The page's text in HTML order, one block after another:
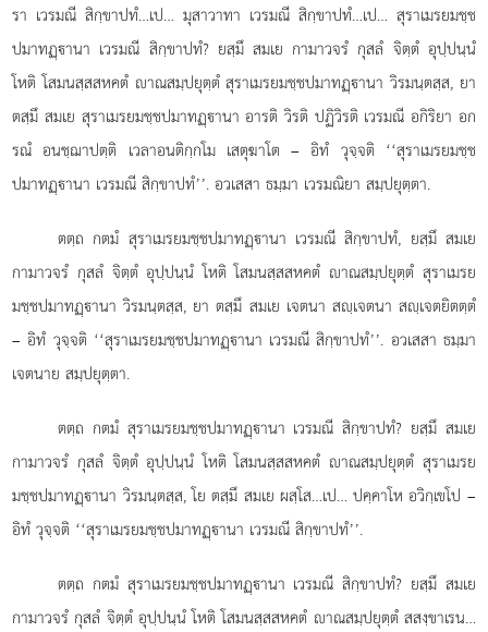
รา เวรมณี สิกฺขาปทํ…เป… มุสาวาทา เวรมณี สิกฺขาปทํ…เป… สุราเมรยมชฺช
ปมาทฏฺานา เวรมณี สิกฺขาปทํ? ยสฺมึ สมเย กามาวจรํ กุสลํ จิตฺตํ อุปฺปนฺนํ
โหติ โสมนสฺสสหคตํ าณสมฺปยุตฺตํ สุราเมรยมชฺชปมาทฏฺานา วิรมนฺตสฺส, ยา
ตสฺมึ สมเย สุราเมรยมชฺชปมาทฏฺานา อารติ วิรติ ปฏิวิรติ เวรมณี อกิริยา อก
รณํ อนชฺฌาปตฺติ เวลาอนติกฺกโม เสตุฆาโต – อิทํ วุจฺจติ ‘‘สุราเมรยมชฺช
ปมาทฏฺานา เวรมณี สิกฺขาปทํ’’. อวเสสา ธมฺมา เวรมณิยา สมฺปยุตฺตา.
ตตฺถ กตมํ สุราเมรยมชฺชปมาทฏฺานา เวรมณี สิกฺขาปทํ, ยสฺมึ สมเย
กามาวจรํ กุสลํ จิตฺตํ อุปฺปนฺนํ โหติ โสมนสฺสสหคตํ าณสมฺปยุตฺตํ สุราเมรย
มชฺชปมาทฏฺานา วิรมนฺตสฺส, ยา ตสฺมึ สมเย เจตนา สฺเจตนา สฺเจตยิตตฺตํ
– อิทํ วุจฺจติ ‘‘สุราเมรยมชฺชปมาทฏฺานา เวรมณี สิกฺขาปทํ’’. อวเสสา ธมฺมา
เจตนาย สมฺปยุตฺตา.
ตตฺถ กตมํ สุราเมรยมชฺชปมาทฏฺานา เวรมณี สิกฺขาปทํ? ยสฺมึ สมเย
กามาวจรํ กุสลํ จิตฺตํ อุปฺปนฺนํ โหติโสมนสฺสสหคตํ าณสมฺปยุตฺตํ สุราเมรย
มชฺชปมาทฏฺานา วิรมนฺตสฺส, โย ตสฺมึ สมเย ผสฺโส…เป… ปคฺคาโห อวิกฺเขโป –
อิทํ วุจฺจติ ‘‘สุราเมรยมชฺชปมาทฏฺานา เวรมณี สิกฺขาปทํ’’.
ตตฺถ กตมํ สุราเมรยมชฺชปมาทฏฺานา เวรมณี สิกฺขาปทํ? ยสฺมึ สมเย
กามาวจรํ กุสลํ จิตฺตํ อุปฺปนฺนํ โหติ โสมนสฺสสหคตํ าณสมฺปยุตฺตํ สสงฺขาเรน…